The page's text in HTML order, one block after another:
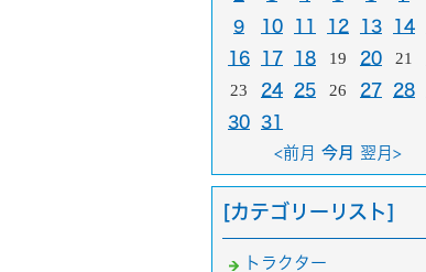
9
10 11 12 13 14
16
17 18 19 20 21
23 24 25 26 27 28
30
31
<前月 今月 翌月>
[カテゴリーリスト]
トラクター